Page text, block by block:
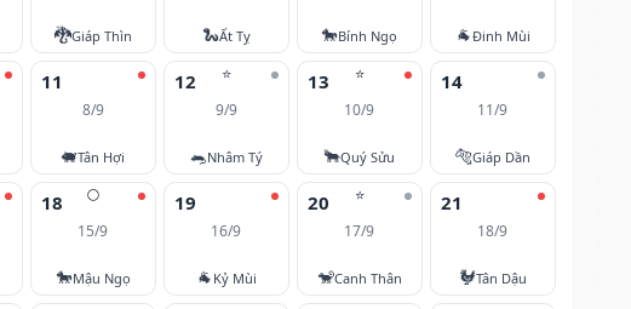
🐉Giáp Thìn 🐍Ất Tỵ 🐎Bính Ngọ 🐐Đinh Mùi
11
8/9
🐖Tân Hợi
⭐
12
9/9
🐀Nhâm Tý
⭐
13
10/9
🐂Quý Sửu
14
11/9
🐅Giáp Dần
🌕
18
15/9
🐎Mậu Ngọ
19
16/9
🐐 Kỷ Mùi
⭐
20
17/9
🐒Canh Thân
21
18/9
🐓Tân Dậu